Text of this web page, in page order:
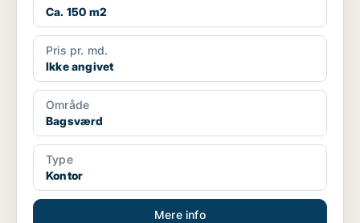
Ca. 150 m2
Pris pr. md.
Ikke angivet
Område
Bagsværd
Type
Kontor
Mere info